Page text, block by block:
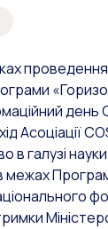
день
Асоціації
в галузі
межах